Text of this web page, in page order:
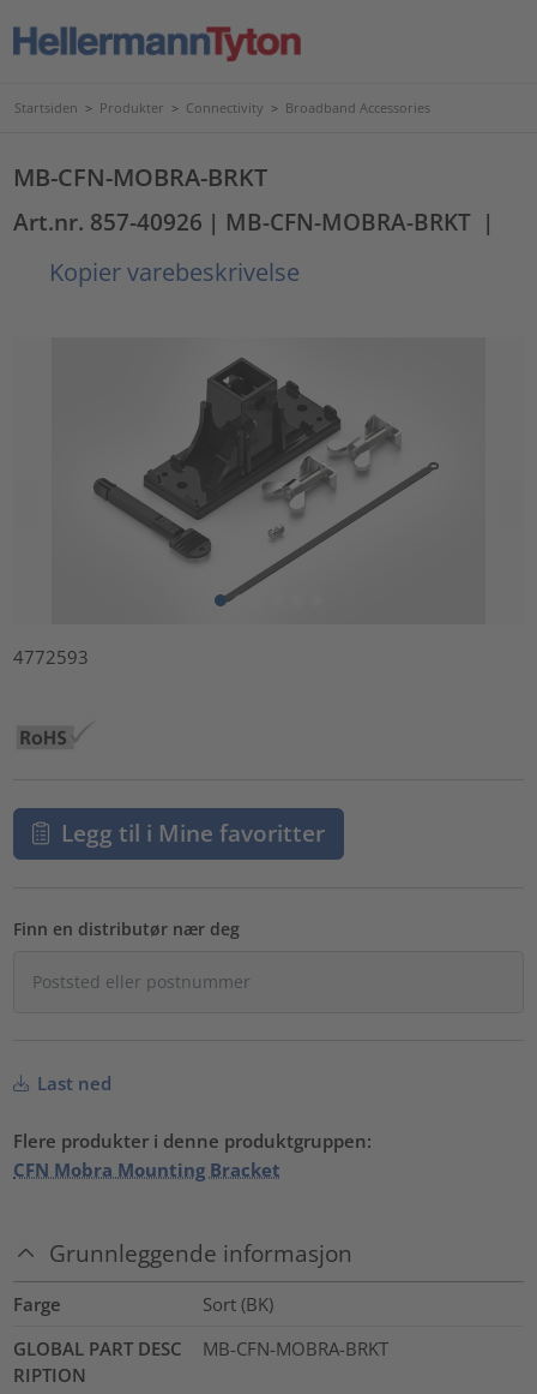
Startsiden > Produkter > Connectivity > Broadband Accessories
MB-CFN-MOBRA-BRKT
Art.nr. 857-40926 | MB-CFN-MOBRA-BRKT |
Kopier varebeskrivelse
4772593
Legg til i Mine favoritter
Finn en distributør nær deg
Last ned
Flere produkter i denne produktgruppen:
CFN Mobra Mounting Bracket
Grunnleggende informasjon
Farge
Sort (BK)
GLOBAL PART DESC
RIPTION
MB-CFN-MOBRA-BRKT